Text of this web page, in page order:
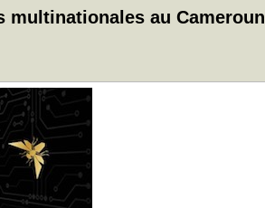
multinationales au Cameroun